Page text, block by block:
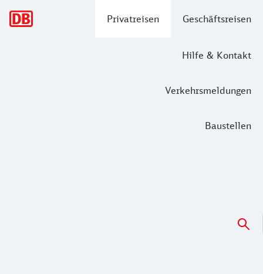
Privatreisen Geschäftsreisen
Hilfe & Kontakt
Verkehrsmeldungen
Baustellen